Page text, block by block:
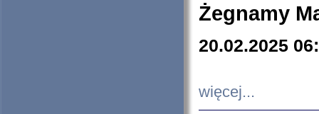
Żegnamy
20.02.2025
więcej...